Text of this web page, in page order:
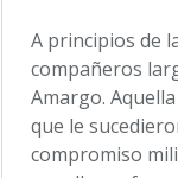
A principios de
compañeros
Amargo.
que le
compromiso